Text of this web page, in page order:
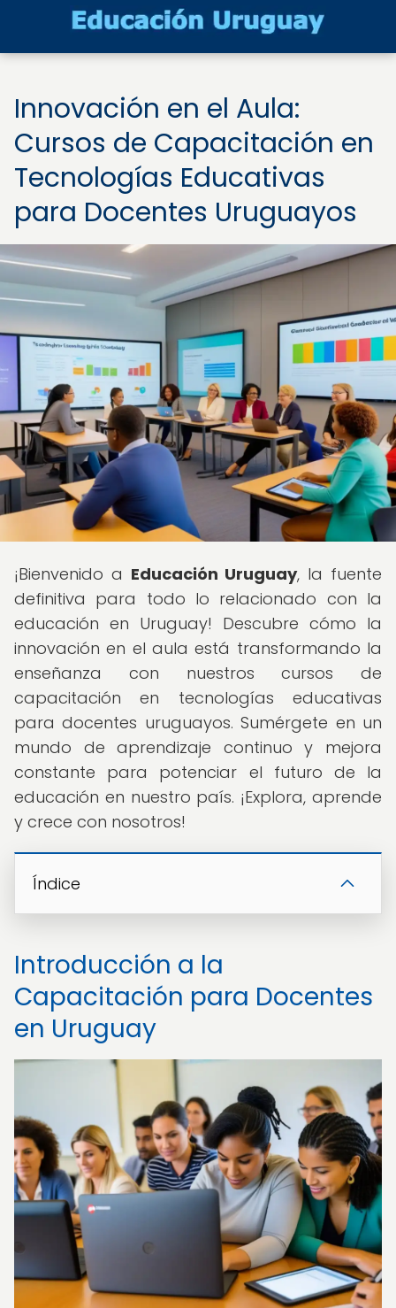
Innovación en el Aula:
Cursos de Capacitación en
Tecnologías Educativas
para Docentes Uruguayos
¡Bienvenido a Educación Uruguay, la fuente
definitiva para todo lo relacionado con la
educación en Uruguay! Descubre cómo la
innovación en el aula está transformando la
enseñanza con nuestros cursos de
capacitación en tecnologías educativas
para docentes uruguayos. Sumérgete en un
mundo de aprendizaje continuo y mejora
constante para potenciar el futuro de la
educación en nuestro país. ¡Explora, aprende
y crece con nosotros!
Índice
Introducción a la
Capacitación para Docentes
en Uruguay